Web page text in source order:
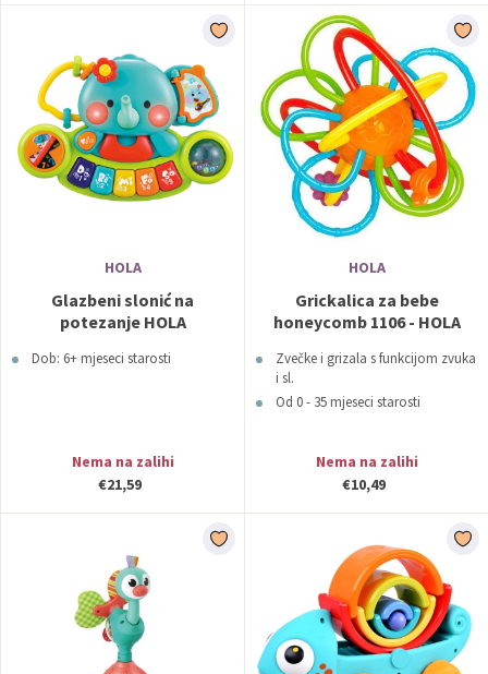
HOLA
Glazbeni slonić na
potezanje HOLA
Dob: 6+ mjeseci starosti
Nema na zalihi
€21,59
HOLA
Grickalica za bebe
honeycomb 1106 - HOLA
Zvečke i grizala s funkcijom zvuka
i sl.
Od 0 - 35 mjeseci starosti
Nema na zalihi
€10,49